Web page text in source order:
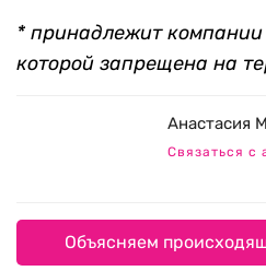
* принадлежит компании
которой запрещена на
Анастасия
Связаться с
Объясняем